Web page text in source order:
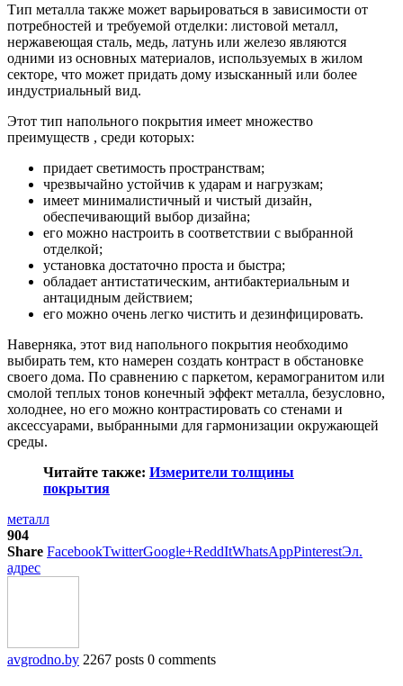
Тип металла также может варьироваться в зависимости от
потребностей и требуемой отделки: листовой металл,
нержавеющая сталь, медь, латунь или железо являются
одними из основных материалов, используемых в жилом
секторе, что может придать дому изысканный или более
индустриальный вид.
Этот тип напольного покрытия имеет множество
преимуществ , среди которых:
придает светимость пространствам;
чрезвычайно устойчив к ударам и нагрузкам;
имеет минималистичный и чистый дизайн,
обеспечивающий выбор дизайна;
его можно настроить в соответствии с выбранной
отделкой;
установка достаточно проста и быстра;
обладает антистатическим, антибактериальным и
антацидным действием;
его можно очень легко чистить и дезинфицировать.
Наверняка, этот вид напольного покрытия необходимо
выбирать тем, кто намерен создать контраст в обстановке
своего дома. По сравнению с паркетом, керамогранитом или
смолой теплых тонов конечный эффект металла, безусловно,
холоднее, но его можно контрастировать со стенами и
аксессуарами, выбранными для гармонизации окружающей
среды.
Читайте также: Измерители толщины
покрытия
металл
904
Share FacebookTwitterGoogle+ReddItWhatsAppPinterestЭл.
адрес
avgrodno.by 2267 posts 0 comments